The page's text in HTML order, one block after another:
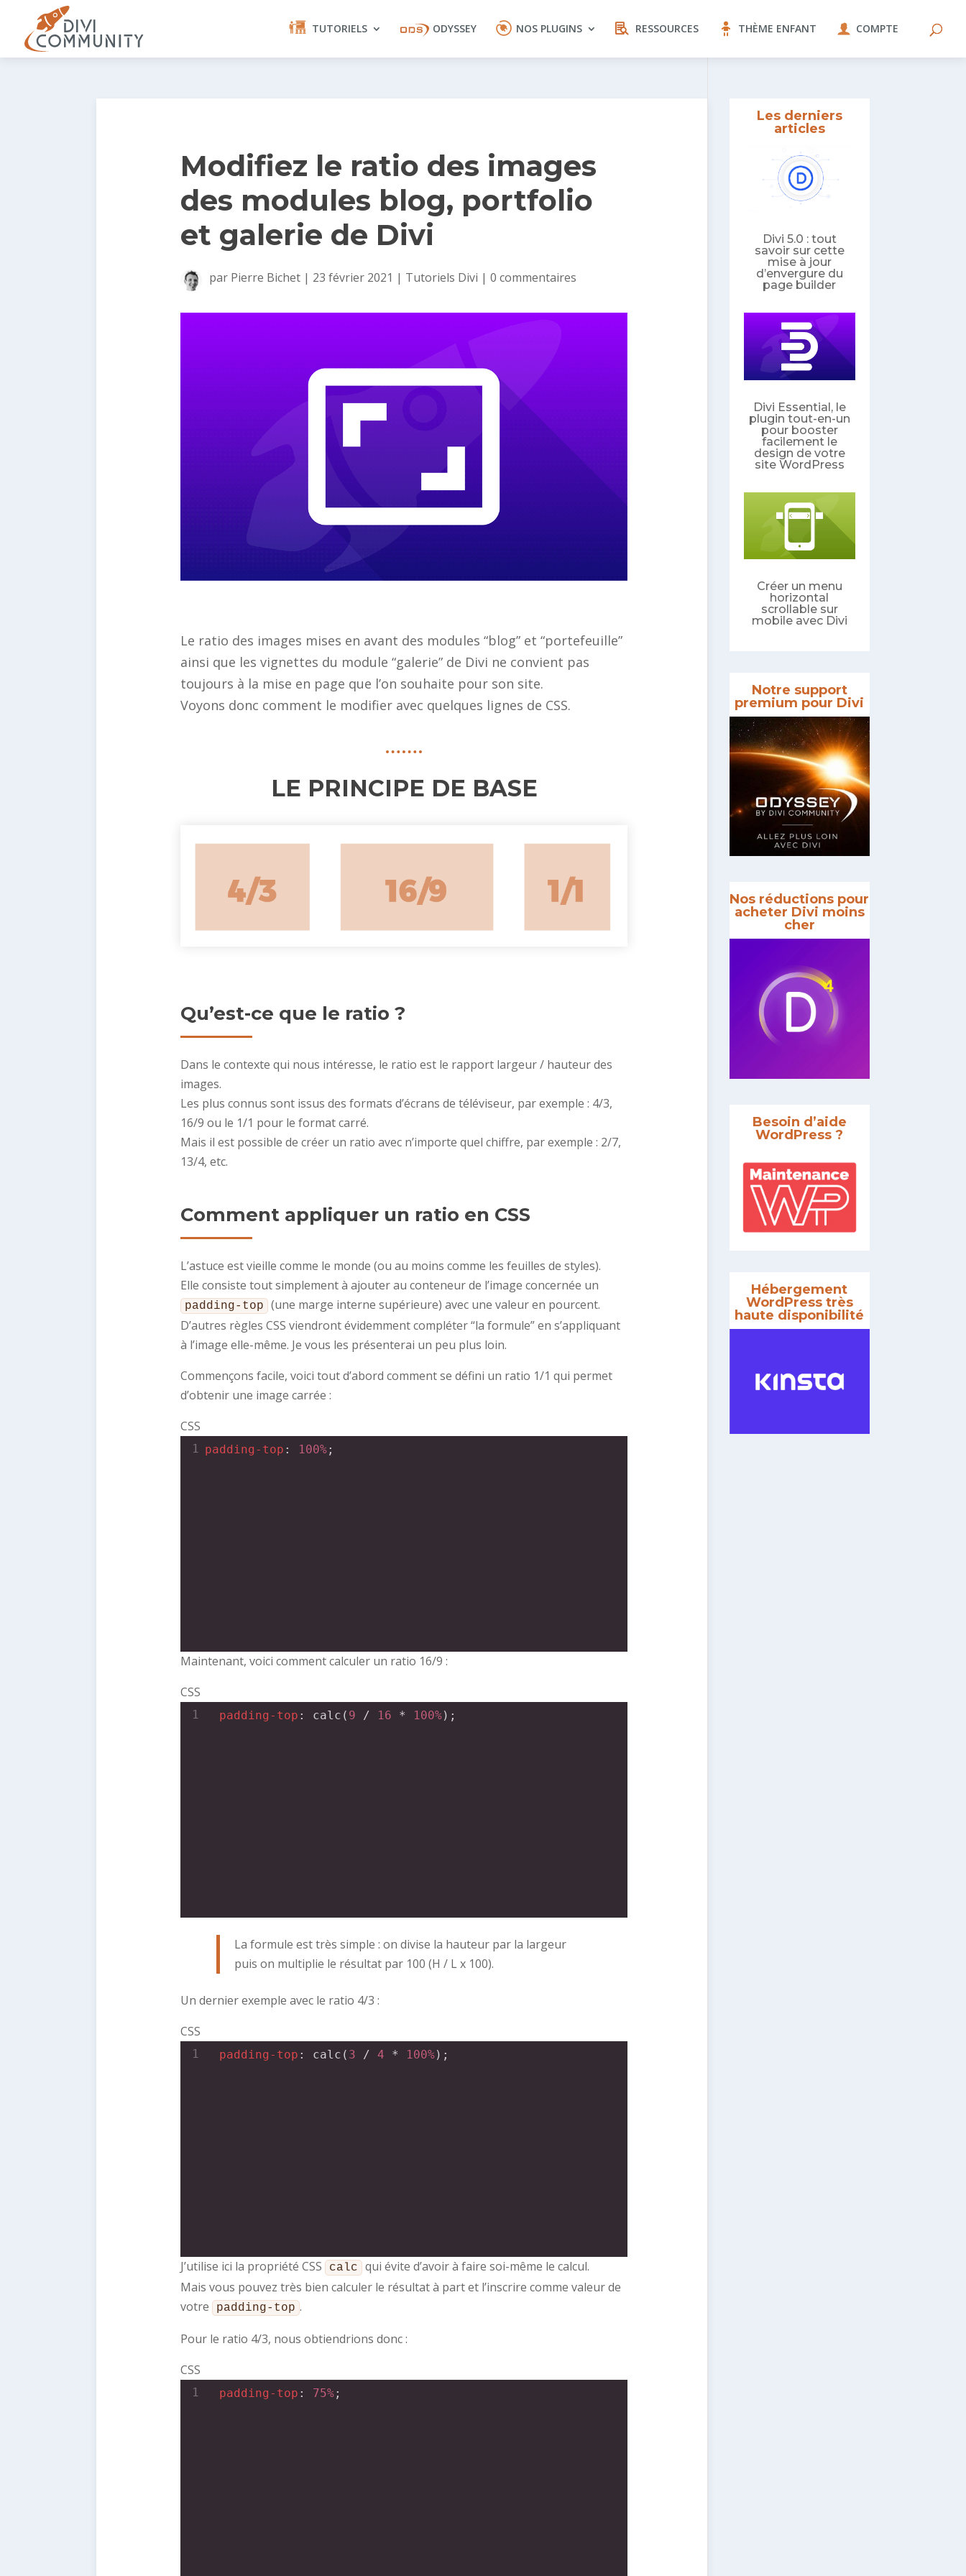
TUTORIELS ODYSSEY NOS PLUGINS RESSOURCES THÈME ENFANT COMPTE
Modifiez le ratio des images
des modules blog, portfolio
et galerie de Divi
par Pierre Bichet | 23 février 2021 | Tutoriels Divi |0 commentaires
Le ratio des images mises en avant des modules “blog” et “portefeuille”
ainsi que les vignettes du module “galerie” de Divi ne convient pas
toujours à la mise en page que l’on souhaite pour son site.
Voyons donc comment le modifier avec quelques lignes de CSS.
LE PRINCIPE DE BASE
Qu’est-ce que le ratio ?
Dans le contexte qui nous intéresse, le ratio est le rapport largeur / hauteur des
images.
Les plus connus sont issus des formats d’écrans de téléviseur, par exemple : 4/3,
16/9 ou le 1/1 pour le format carré.
Mais il est possible de créer un ratio avec n’importe quel chiffre, par exemple : 2/7,
13/4, etc.
Comment appliquer un ratio en CSS
L’astuce est vieille comme le monde (ou au moins comme les feuilles de styles).
Elle consiste tout simplement à ajouter au conteneur de l’image concernée un
padding-top
(une marge interne supérieure) avec une valeur en pourcent.
D’autres règles CSS viendront évidemment compléter “la formule” en s’appliquant
à l’image elle-même. Je vous les présenterai un peu plus loin.
Commençons facile, voici tout d’abord comment se défini un ratio 1/1 qui permet
d’obtenir une image carrée :
CSS
1 padding-top : 100%;
Maintenant, voici comment calculer un ratio 16/9 :
CSS
1 padding-top : calc ( 9 / 16 * 100%);
La formule est très simple : on divise la hauteur par la largeur
puis on multiplie le résultat par 100 (H / L x 100).
Un dernier exemple avec le ratio 4/3 :
CSS
1 padding-top : calc ( 3 / 4 * 100%);
J’utilise ici la propriété CSS calc
qui évite d’avoir à faire soi-même le calcul.
Mais vous pouvez très bien calculer le résultat à part et l’inscrire comme valeur de
votre padding-top .
Pour le ratio 4/3, nous obtiendrions donc :
CSS
1 padding-top : 75%;
Les derniers
articles
Divi 5.0 : tout
savoir sur cette
mise à jour
d’envergure du
page builder
Divi Essential, le
plugin tout-en-un
pour booster
facilement le
design de votre
site WordPress
Créer un menu
horizontal
scrollable sur
mobile avec Divi
Notre support
premium pour Divi
Nos réductions pour
acheter Divi moins
cher
Besoin d’aide
WordPress ?
Hébergement
WordPress très
haute disponibilité